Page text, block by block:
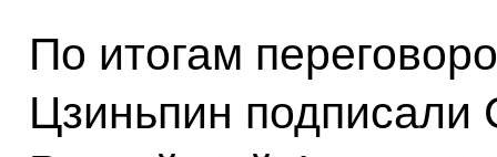
По итогам
Цзиньпин подписали